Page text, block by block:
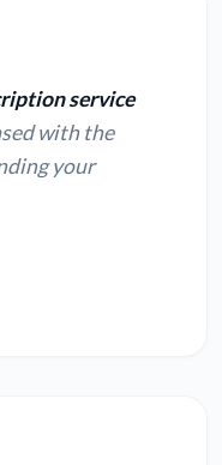
service
with the
your